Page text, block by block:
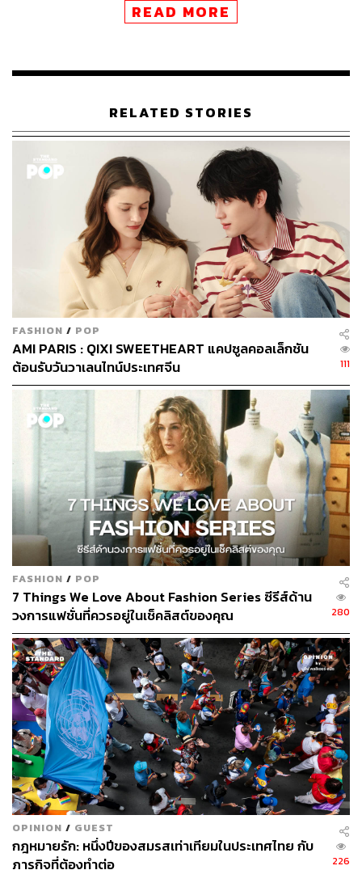
READ MORE
RELATED STORIES
FASHION / POP
AMI PARIS : QIXI SWEETHEART แคปซูลคอลเล็กชัน
ต้อนรับวันวาเลนไทน์ประเทศจีน
111
FASHION / POP
7 Things We Love About Fashion Series ซีรีส์ด้าน
วงการแฟชั่นที่ควรอยู่ในเช็คลิสต์ของคุณ
280
OPINION / GUEST
กฎหมายรัก: หนึ่งปีของสมรสเท่าเทียมในประเทศไทย กับ
ภารกิจที่ต้องทำต่อ
226